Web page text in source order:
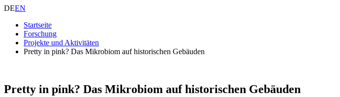
DEEN
Startseite
Forschung
Projekte und Aktivitäten
Pretty in pink? Das Mikrobiom auf historischen Gebäuden
Pretty in pink? Das Mikrobiom auf historischen Gebäuden